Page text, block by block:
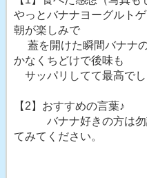
やっとバナナヨーグルト
朝が楽しみで
蓋を開けた瞬間バナナ
かなくちどけで後味も
サッパリしてて最高で
【2】おすすめの言葉♪
バナナ好きの方は勿
てみてください。